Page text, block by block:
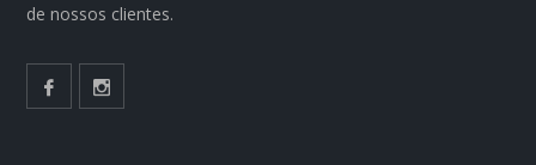
de nossos clientes.